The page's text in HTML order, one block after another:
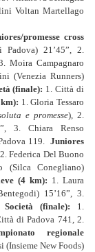
Voltan Martellago
promesse cross
21’45”, 2.
Moira Campagnaro
(Venezia Runners)
(finale): 1. Città di
1. Gloria Tessaro
e promesse), 2.
3. Chiara Renso
119.Juniores
Federica Del Buono
(Silca Conegliano)
(4 km): 1. Laura
15’16”, 3.
Società (finale): 1.
di Padova 741, 2.
regionale
(Insieme New Foods)